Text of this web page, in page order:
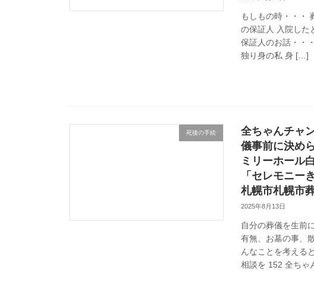
もしもの時・・・
の保証人 入院した
保証人のお話・・
独り身の私 身 […]
死後の手続
全ちゃんチャ
儀事前に決め
ミリーホール
「セレモニー
札幌市札幌市
2025年8月13日
自分の葬儀を生前
有無、お墓の事、
んなことを考える
相談を 152 全ち